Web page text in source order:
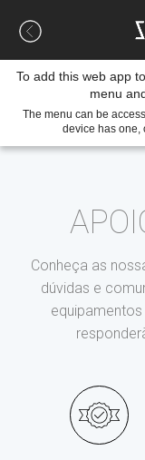
Conheça as
dúvidas e
To add this web app
menu
The menu can be
device has one,